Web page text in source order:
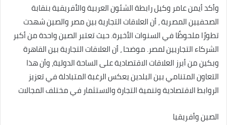
وأكد أيمن عامر وكيل رابطة الشئون العربية والأفريقية بنقابة
الصحفيين المصرية ، أن العلاقات التجارية بين مصر والصين شهدت
تطورًا ملحوظًا في السنوات الأخيرة. حيث تعتبر الصين واحدة من أكبر
الشركاء التجاريين لمصر. موضحا ، أن العلاقات التجارية بين القاهرة
وبكين من أبرز العلاقات الاقتصادية على الساحة الدولية، وأن هذا
التعاون المتنامي بين البلدين يعكس الرغبة المتبادلة في تعزيز
الروابط الاقتصادية وتنمية التجارة والاستثمار في مختلف المجالات
الصين وأفريقيا